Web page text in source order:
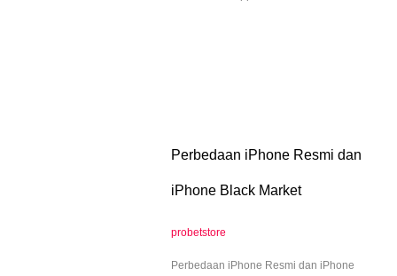
Perbedaan iPhone Resmi dan
iPhone Black Market
probetstore
Perbedaan iPhone Resmi dan iPhone